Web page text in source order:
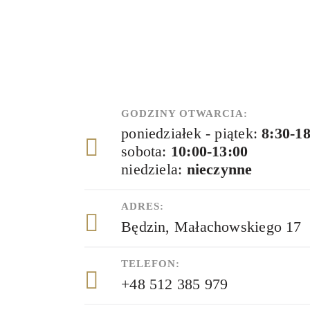
GODZINY OTWARCIA:
poniedziałek - piątek:8:30-
sobota: 10:00-13:00
niedziela: nieczynne
ADRES:
Będzin, Małachowskiego 17
TELEFON:
+48 512 385 979